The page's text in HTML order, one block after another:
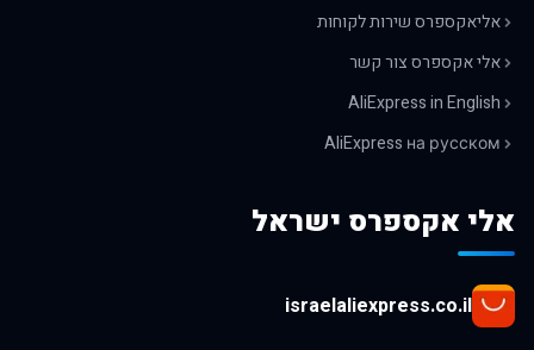
אליאקספרס שירות לקוחות
אלי אקספרס צור קשר
AliExpress in English
AliExpress на русском
אלי אקספרס ישראל
israelaliexpress.co.il